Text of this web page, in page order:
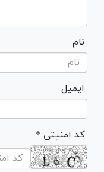
نام
ایمیل
* کد امنیتی